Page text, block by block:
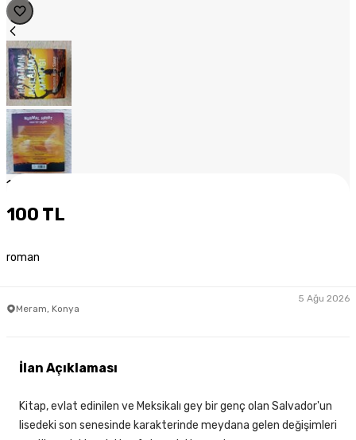
1
100 TL
roman
Meram, Konya
5 Ağu 2026
İlan Açıklaması
Kitap, evlat edinilen ve Meksikalı gey bir genç olan Salvador'un
lisedeki son senesinde karakterinde meydana gelen değişimleri